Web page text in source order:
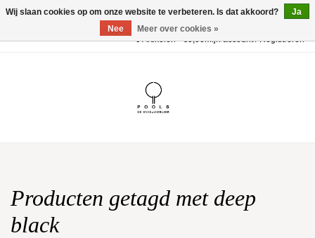
0 Artikelen - €0,00Mijn account / Registreren
Huwelijk
Geschenkbon
Producten getagd met deep
black
Wij slaan cookies op om onze website te verbeteren. Is dat akkoord?
Ja
Nee
Meer over cookies »